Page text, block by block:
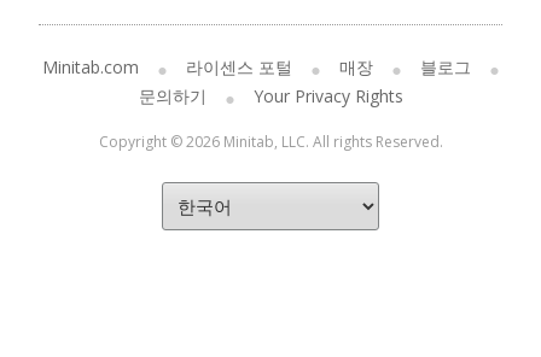
Minitab.com 라이센스 포털 매장
블로그
문의하기
Your Privacy Rights
Copyright © 2026 Minitab, LLC. All rights Reserved.